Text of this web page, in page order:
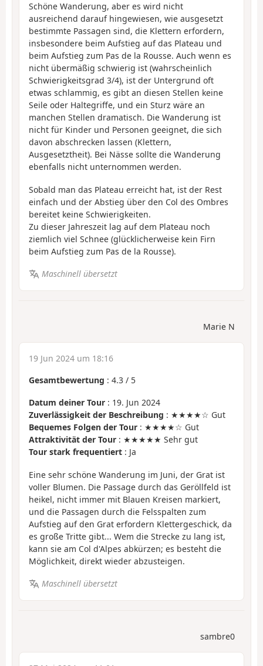
Schöne Wanderung, aber es wird nicht
ausreichend darauf hingewiesen, wie ausgesetzt
bestimmte Passagen sind, die Klettern erfordern,
insbesondere beim Aufstieg auf das Plateau und
beim Aufstieg zum Pas de la Rousse. Auch wenn es
nicht übermäßig schwierig ist (wahrscheinlich
Schwierigkeitsgrad 3/4), ist der Untergrund oft
etwas schlammig, es gibt an diesen Stellen keine
Seile oder Haltegriffe, und ein Sturz wäre an
manchen Stellen dramatisch. Die Wanderung ist
nicht für Kinder und Personen geeignet, die sich
davon abschrecken lassen (Klettern,
Ausgesetztheit). Bei Nässe sollte die Wanderung
ebenfalls nicht unternommen werden.
Sobald man das Plateau erreicht hat, ist der Rest
einfach und der Abstieg über den Col des Ombres
bereitet keine Schwierigkeiten.
Zu dieser Jahreszeit lag auf dem Plateau noch
ziemlich viel Schnee (glücklicherweise kein Firn
beim Aufstieg zum Pas de la Rousse).
Maschinell übersetzt
Marie N
19 Jun 2024 um 18:16
Gesamtbewertung : 4.3 / 5
Datum deiner Tour : 19. Jun 2024
Zuverlässigkeit der Beschreibung : ★★★★☆ Gut
Bequemes Folgen der Tour : ★★★★☆ Gut
Attraktivität der Tour : ★★★★★ Sehr gut
Tour stark frequentiert : Ja
Eine sehr schöne Wanderung im Juni, der Grat ist
voller Blumen. Die Passage durch das Geröllfeld ist
heikel, nicht immer mit Blauen Kreisen markiert,
und die Passagen durch die Felsspalten zum
Aufstieg auf den Grat erfordern Klettergeschick, da
es große Tritte gibt... Wem die Strecke zu lang ist,
kann sie am Col d'Alpes abkürzen; es besteht die
Möglichkeit, direkt wieder abzusteigen.
Maschinell übersetzt
sambre0